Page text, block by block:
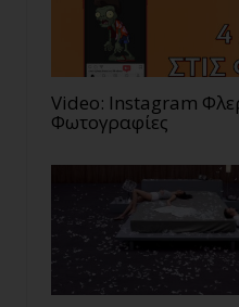
Video: Instagram
Φωτογραφίες